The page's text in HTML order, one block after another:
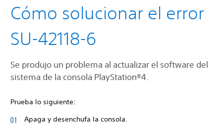
Cómo solucionar el error
SU-42118-6
Se produjo un problema al actualizar el ‎software del
sistema de la consola PlayStation®4.
Prueba lo siguiente:
Apaga y desenchufa la consola.